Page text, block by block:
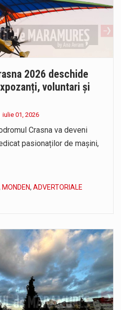
2026 deschide
voluntari și
iulie 01, 2026
Crasna va deveni
pasionaților de mașini,
MONDEN, ADVERTORIALE